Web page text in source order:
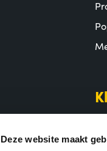
Deze website maakt